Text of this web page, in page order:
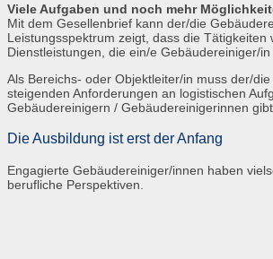
Viele Aufgaben und noch mehr
Mit dem Gesellenbrief kann der/die
Leistungsspektrum zeigt, dass die
Dienstleistungen, die ein/e Gebäudereiniger/in
Als Bereichs- oder Objektleiter/in muss der/
steigenden Anforderungen an logistischen
Gebäudereinigern / Gebäudereinigerinnen gibt.
Die Ausbildung ist erst der Anfang
Engagierte Gebäudereiniger/innen haben
berufliche Perspektiven.